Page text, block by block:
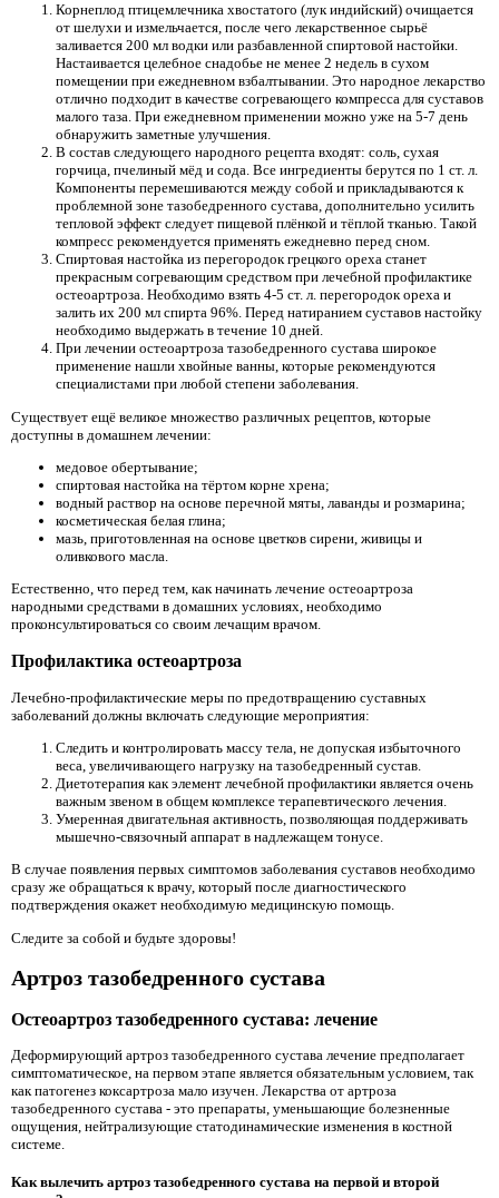
Корнеплод птицемлечника хвостатого (лук индийский) очищается
от шелухи и измельчается, после чего лекарственное сырьё
заливается 200 мл водки или разбавленной спиртовой настойки.
Настаивается целебное снадобье не менее 2 недель в сухом
помещении при ежедневном взбалтывании. Это народное лекарство
отлично подходит в качестве согревающего компресса для суставов
малого таза. При ежедневном применении можно уже на 5-7 день
обнаружить заметные улучшения.
В состав следующего народного рецепта входят: соль, сухая
горчица, пчелиный мёд и сода. Все ингредиенты берутся по 1 ст. л.
Компоненты перемешиваются между собой и прикладываются к
проблемной зоне тазобедренного сустава, дополнительно усилить
тепловой эффект следует пищевой плёнкой и тёплой тканью. Такой
компресс рекомендуется применять ежедневно перед сном.
Спиртовая настойка из перегородок грецкого ореха станет
прекрасным согревающим средством при лечебной профилактике
остеоартроза. Необходимо взять 4-5 ст. л. перегородок ореха и
залить их 200 мл спирта 96%. Перед натиранием суставов настойку
необходимо выдержать в течение 10 дней.
При лечении остеоартроза тазобедренного сустава широкое
применение нашли хвойные ванны, которые рекомендуются
специалистами при любой степени заболевания.
Существует ещё великое множество различных рецептов, которые
доступны в домашнем лечении:
медовое обертывание;
спиртовая настойка на тёртом корне хрена;
водный раствор на основе перечной мяты, лаванды и розмарина;
косметическая белая глина;
мазь, приготовленная на основе цветков сирени, живицы и
оливкового масла.
Естественно, что перед тем, как начинать лечение остеоартроза
народными средствами в домашних условиях, необходимо
проконсультироваться со своим лечащим врачом.
Профилактика остеоартроза
Лечебно-профилактические меры по предотвращению суставных
заболеваний должны включать следующие мероприятия:
Следить и контролировать массу тела, не допуская избыточного
веса, увеличивающего нагрузку на тазобедренный сустав.
Диетотерапия как элемент лечебной профилактики является очень
важным звеном в общем комплексе терапевтического лечения.
Умеренная двигательная активность, позволяющая поддерживать
мышечно-связочный аппарат в надлежащем тонусе.
В случае появления первых симптомов заболевания суставов необходимо
сразу же обращаться к врачу, который после диагностического
подтверждения окажет необходимую медицинскую помощь.
Следите за собой и будьте здоровы!
Артроз тазобедренного сустава
Остеоартроз тазобедренного сустава: лечение
Деформирующий артроз тазобедренного сустава лечение предполагает
симптоматическое, на первом этапе является обязательным условием, так
как патогенез коксартроза мало изучен. Лекарства от артроза
тазобедренного сустава - это препараты, уменьшающие болезненные
ощущения, нейтрализующие статодинамические изменения в костной
системе.
Как вылечить артроз тазобедренного сустава на первой и второй